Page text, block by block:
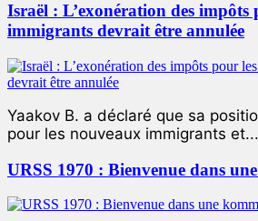
Israël : L’exonération des impôts
immigrants devrait être annulée
Yaakov B. a déclaré que sa
pour les nouveaux immigrants et...
URSS 1970 : Bienvenue dans